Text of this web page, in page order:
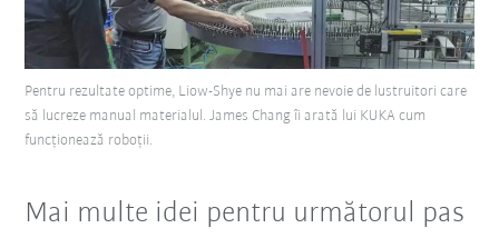
Pentru rezultate optime, Liow-Shye nu mai are nevoie de lustruitori care
să lucreze manual materialul. James Chang îi arată lui KUKA cum
funcționează roboții.
Mai multe idei pentru următorul pas